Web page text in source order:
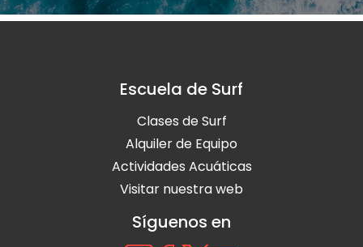
Escuela de Surf
Clases de Surf
Alquiler de Equipo
Actividades Acuáticas
Visitar nuestra web
Síguenos en